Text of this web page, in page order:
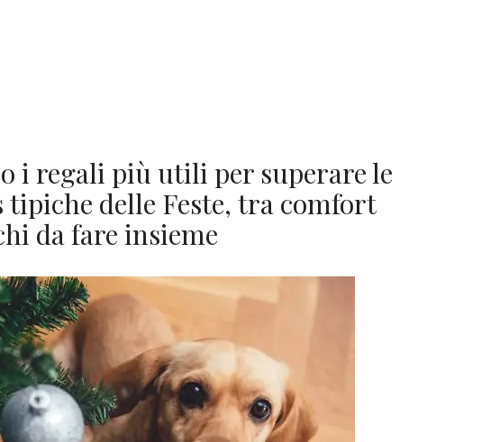
i regali più utili per superare le
delle Feste, tra comfort
da fare insieme